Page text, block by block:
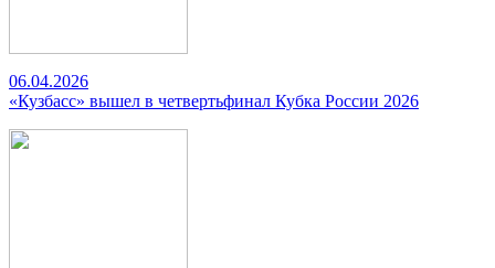
06.04.2026
«Кузбасс» вышел в четвертьфинал Кубка России 2026